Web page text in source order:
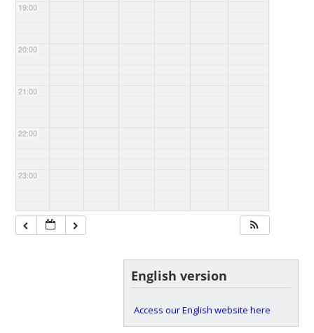
19:00
20:00
21:00
22:00
23:00
English version
Access our English website here